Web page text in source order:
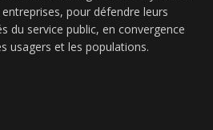
pour défendre leurs
du service public, en convergence
usagers et les populations.